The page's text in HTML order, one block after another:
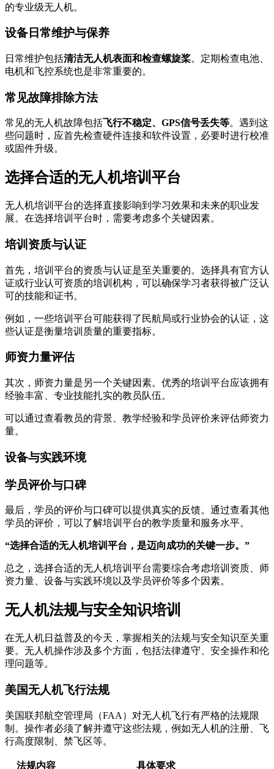
的专业级无人机。
设备日常维护与保养
日常维护包括清洁无人机表面和检查螺旋桨。定期检查电池、
电机和飞控系统也是非常重要的。
常见故障排除方法
常见的无人机故障包括 飞行不稳定、GPS信号丢失等。遇到这
些问题时，应首先检查硬件连接和软件设置，必要时进行校准
或固件升级。
选择合适的无人机培训平台
无人机培训平台的选择直接影响到学习效果和未来的职业发
展。在选择培训平台时，需要考虑多个关键因素。
培训资质与认证
首先，培训平台的资质与认证是至关重要的。选择具有官方认
证或行业认可资质的培训机构，可以确保学习者获得被广泛认
可的技能和证书。
例如，一些培训平台可能获得了民航局或行业协会的认证，这
些认证是衡量培训质量的重要指标。
师资力量评估
其次，师资力量是另一个关键因素。优秀的培训平台应该拥有
经验丰富、专业技能扎实的教员队伍。
可以通过查看教员的背景、教学经验和学员评价来评估师资力
量。
设备与实践环境
学员评价与口碑
最后，学员的评价与口碑可以提供真实的反馈。通过查看其他
学员的评价，可以了解培训平台的教学质量和服务水平。
“选择合适的无人机培训平台，是迈向成功的关键一步。”
总之，选择合适的无人机培训平台需要综合考虑培训资质、师
资力量、设备与实践环境以及学员评价等多个因素。
无人机法规与安全知识培训
在无人机日益普及的今天，掌握相关的法规与安全知识至关重
要。无人机操作涉及多个方面，包括法律遵守、安全操作和伦
理问题等。
美国无人机飞行法规
美国联邦航空管理局（FAA）对无人机飞行有严格的法规限
制。操作者必须了解并遵守这些法规，例如无人机的注册、飞
行高度限制、禁飞区等。
法规内容 具体要求